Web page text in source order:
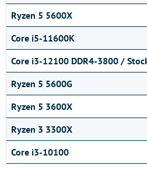
Ryzen 5 5600X
Core i5-11600K
Core i3-12100 DDR4-3800 /
Ryzen 5 5600G
Ryzen 5 3600X
Ryzen 3 3300X
Core i3-10100